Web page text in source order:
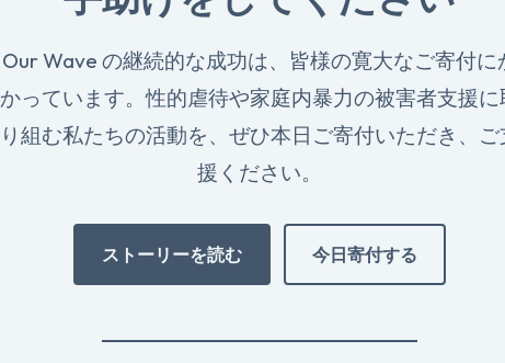
Our Wave の継続的な成功は、皆様の寛大なご寄付に
かっています。性的虐待や家庭内暴力の被害者支援に
り組む私たちの活動を、ぜひ本日ご寄付いただき、ご
援ください。
ストーリーを読む 今日寄付する